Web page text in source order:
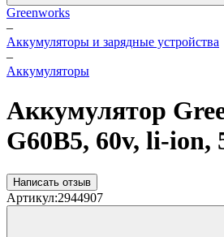
Greenworks
–
Аккумуляторы и зарядные устройства
–
Аккумуляторы
Аккумулятор
G60B5, 60v, li-ion,
Написать отзыв
Артикул:2944907